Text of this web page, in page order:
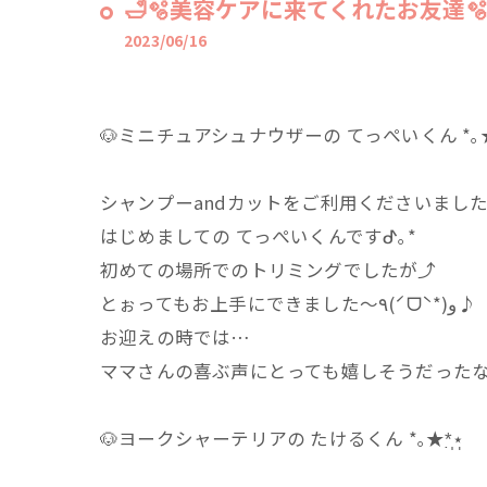
🛁🫧美容ケアに来てくれたお友達
2023/06/16
🐶ミニチュアシュナウザーの てっぺいくん *
シャンプーandカットをご利用くださいまし
はじめましての てっぺいくんです︎︎ᕷ｡*
初めての場所でのトリミングでしたが⤴︎
とぉってもお上手にできました～٩(ˊᗜˋ*)و♪
お迎えの時では…
ママさんの喜ぶ声にとっても嬉しそうだった
🐶ヨークシャーテリアの たけるくん *｡★*̣̩⋆̩⁡